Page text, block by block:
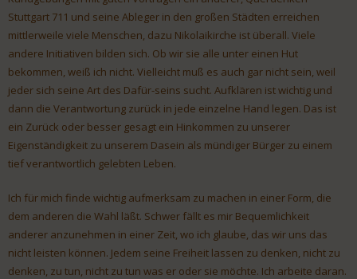
Stuttgart 711 und seine Ableger in den großen Städten erreichen
mittlerweile viele Menschen, dazu Nikolaikirche ist überall. Viele
andere Initiativen bilden sich. Ob wir sie alle unter einen Hut
bekommen, weiß ich nicht. Vielleicht muß es auch gar nicht sein, weil
jeder sich seine Art des Dafür-seins sucht. Aufklären ist wichtig und
dann die Verantwortung zurück in jede einzelne Hand legen. Das ist
ein Zurück oder besser gesagt ein Hinkommen zu unserer
Eigenständigkeit zu unserem Dasein als mündiger Bürger zu einem
tief verantwortlich gelebten Leben.
Ich für mich finde wichtig aufmerksam zu machen in einer Form, die
dem anderen die Wahl läßt. Schwer fällt es mir Bequemlichkeit
anderer anzunehmen in einer Zeit, wo ich glaube, das wir uns das
nicht leisten können. Jedem seine Freiheit lassen zu denken, nicht zu
denken, zu tun, nicht zu tun was er oder sie möchte. Ich arbeite daran.